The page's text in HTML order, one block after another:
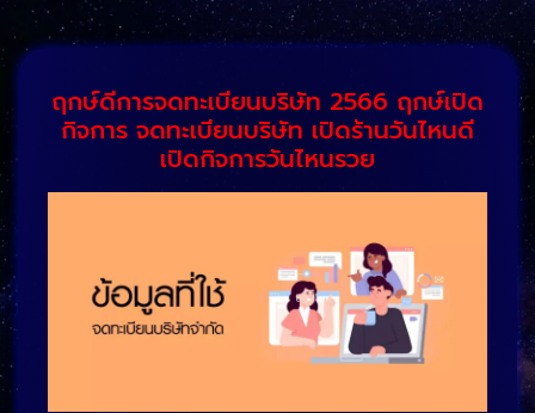
ฤกษ์ดีการจดทะเบียนบริษัท 2566 ฤกษ์เปิด
กิจการ จดทะเบียนบริษัท เปิดร้านวันไหนดี
เปิดกิจการวันไหนรวย